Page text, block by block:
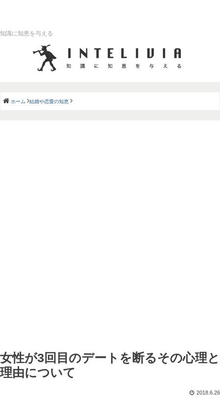
知識に知恵を与える
ホーム 結婚や恋愛の知恵
女性が3回目のデートを断るその心理と
理由について
2018.6.26